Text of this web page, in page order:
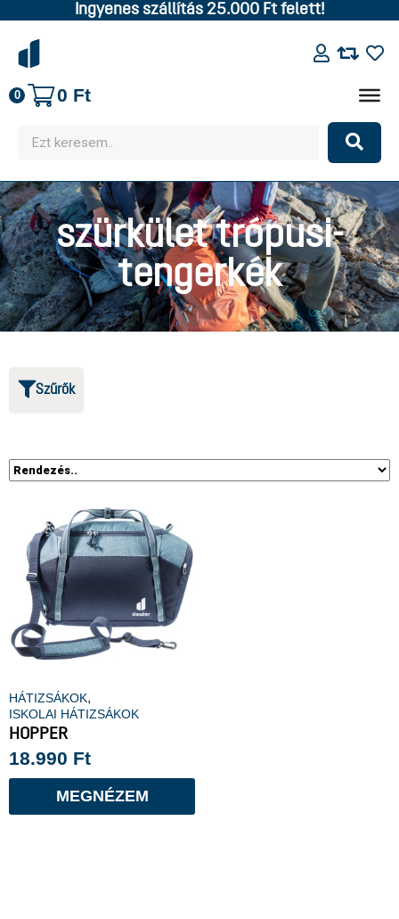
Ingyenes szállítás 25.000 Ft felett!
0 0 Ft
szürkület trópusi-
tengerkék
Szűrők
HÁTIZSÁKOK,
ISKOLAI HÁTIZSÁKOK
HOPPER
18.990 Ft
MEGNÉZEM